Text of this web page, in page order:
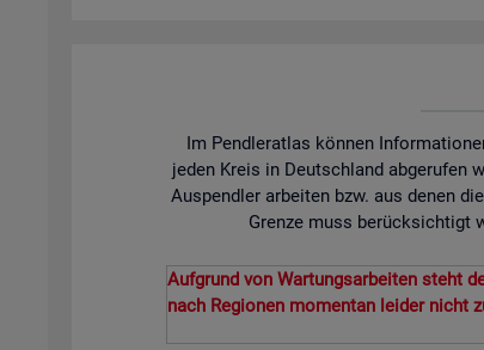
Im Pendleratlas können
jeden Kreis in Deutschland abgerufen
Auspendler arbeiten bzw. aus denen
Grenze muss berücksichtigt
Aufgrund von Wartungsarbeiten steht
nach Regionen momentan leider nicht